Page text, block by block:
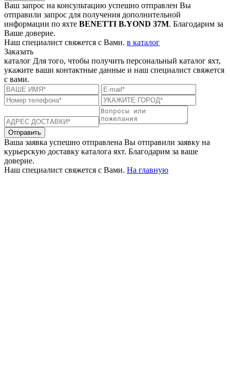
Ваш запрос на консультацию успешно отправлен Вы
отправили запрос для получения дополнительной
информации по яхте BENETTI B.YOND 37M. Благодарим за
Ваше доверие.
Наш специалист свяжется с Вами. в каталог
Заказать
каталог Для того, чтобы получить персональный каталог яхт,
укажите ваши контактные данные и наш специалист свяжется
с вами.
Отправить
Ваша заявка успешно отправлена Вы отправили заявку на
курьерскую доставку каталога яхт. Благодарим за ваше
доверие.
Наш специалист свяжется с Вами. На главную